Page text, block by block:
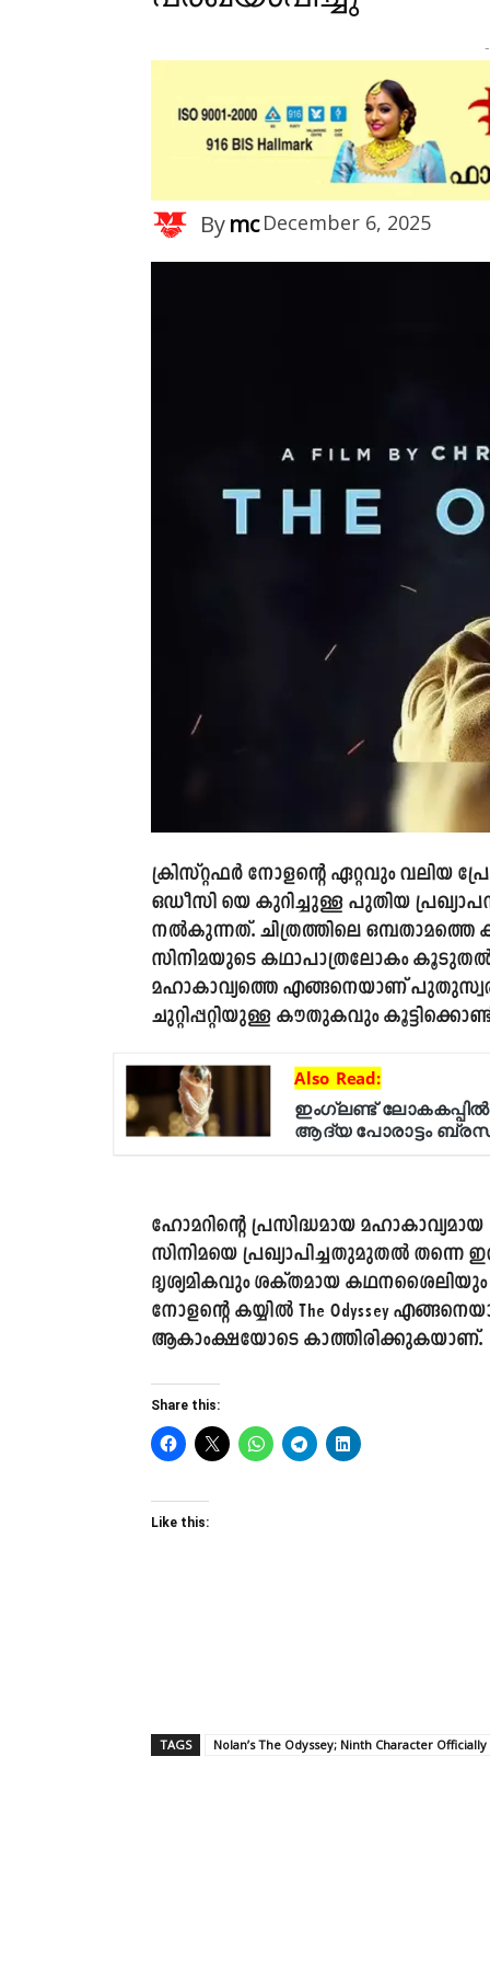
Bymc December 6, 2025
ക്രിസ്റ്റഫർ നോളന്റെ ഏറ്റവും വലിയ
ഒഡീസി യെ കുറിച്ചുള്ള പുതിയ
നൽകുന്നത്. ചിത്രത്തിലെ ഒമ്പതാമത്തെ
സിനിമയുടെ കഥാപാത്രലോകം
മഹാകാവ്യത്തെ എങ്ങനെയാണ്
ചുറ്റിപ്പറ്റിയുള്ള കൗതുകവും
ഹോമറിന്റെ പ്രസിദ്ധമായ
സിനിമയെ പ്രഖ്യാപിച്ചതുമുതൽ തന്നെ
ദൃശ്യമികവും ശക്തമായ കഥനശൈലിയും
നോളന്റെ കയ്യിൽ The Odyssey
ആകാംക്ഷയോടെ കാത്തിരിക്കുകയാണ്.
Share this:
Like this:
TAGS Nolan’s The Odyssey; Ninth Character